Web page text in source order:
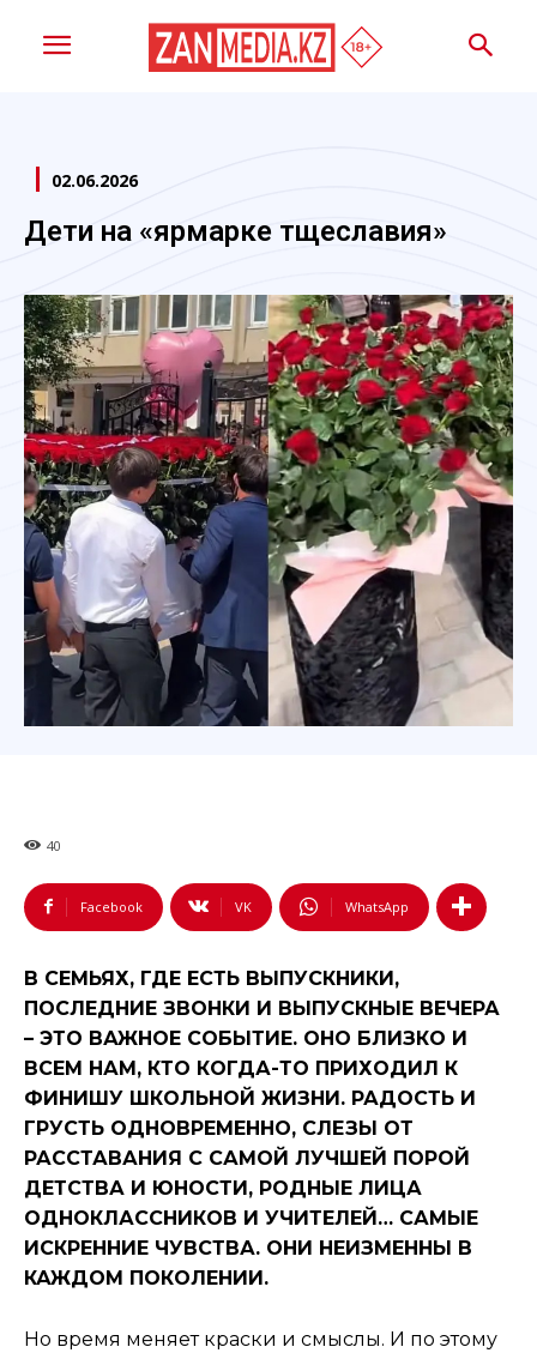
02.06.2026
Дети на «ярмарке тщеславия»
40
Facebook VK WhatsApp
В СЕМЬЯХ, ГДЕ ЕСТЬ ВЫПУСКНИКИ,
ПОСЛЕДНИЕ ЗВОНКИ И ВЫПУСКНЫЕ ВЕЧЕРА
– ЭТО ВАЖНОЕ СОБЫТИЕ. ОНО БЛИЗКО И
ВСЕМ НАМ, КТО КОГДА-ТО ПРИХОДИЛ К
ФИНИШУ ШКОЛЬНОЙ ЖИЗНИ. РАДОСТЬ И
ГРУСТЬ ОДНОВРЕМЕННО, СЛЕЗЫ ОТ
РАССТАВАНИЯ С САМОЙ ЛУЧШЕЙ ПОРОЙ
ДЕТСТВА И ЮНОСТИ, РОДНЫЕ ЛИЦА
ОДНОКЛАССНИКОВ И УЧИТЕЛЕЙ… САМЫЕ
ИСКРЕННИЕ ЧУВСТВА. ОНИ НЕИЗМЕННЫ В
КАЖДОМ ПОКОЛЕНИИ.
Но время меняет краски и смыслы. И по этому